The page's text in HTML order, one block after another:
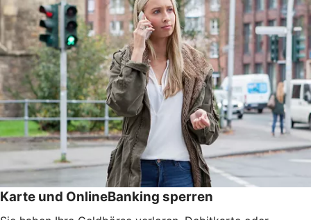
Karte und OnlineBanking sperren